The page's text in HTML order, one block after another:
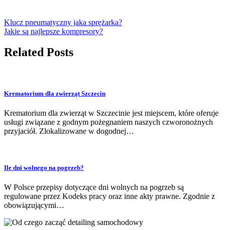
Klucz pneumatyczny jaka sprężarka?
Jakie są najlepsze kompresory?
Related Posts
Krematorium dla zwierząt Szczecin
Krematorium dla zwierząt w Szczecinie jest miejscem, które oferuje
usługi związane z godnym pożegnaniem naszych czworonożnych
przyjaciół. Zlokalizowane w dogodnej…
Ile dni wolnego na pogrzeb?
W Polsce przepisy dotyczące dni wolnych na pogrzeb są
regulowane przez Kodeks pracy oraz inne akty prawne. Zgodnie z
obowiązującymi…